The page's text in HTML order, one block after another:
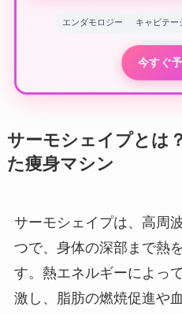
エンダモロジー キャビテー
今すぐ
サーモシェイプとは
た痩身マシン
サーモシェイプは、高周
つで、身体の深部まで熱
す。熱エネルギーによっ
激し、脂肪の燃焼促進や